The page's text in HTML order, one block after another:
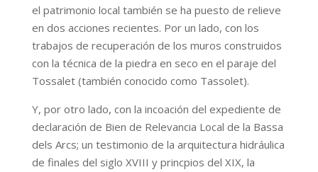
el patrimonio local también se ha puesto de relieve
en dos acciones recientes. Por un lado, con los
trabajos de recuperación de los muros construidos
con la técnica de la piedra en seco en el paraje del
Tossalet (también conocido como Tassolet).
Y, por otro lado, con la incoación del expediente de
declaración de Bien de Relevancia Local de la Bassa
dels Arcs; un testimonio de la arquitectura hidráulica
de finales del siglo XVIII y princpios del XIX, la